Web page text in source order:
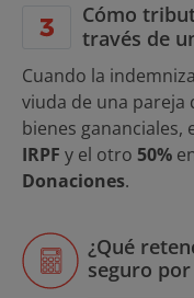
Cómo
través de
Cuando la
viuda de una pareja
bienes gananciales,
IRPF y el otro 50%
Donaciones.
¿Qué
seguro